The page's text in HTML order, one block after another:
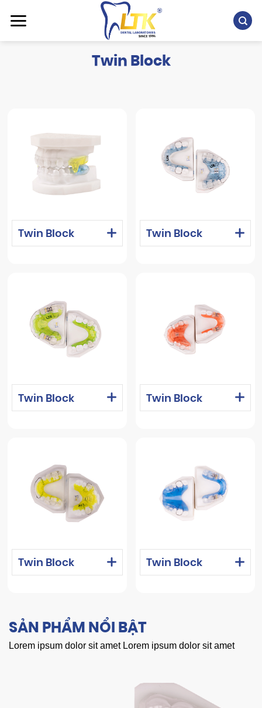
đến
Twin Block
Twin Block Twin Block
Twin Block Twin Block
Twin Block Twin Block
SẢN PHẨM NỔI BẬT
Lorem ipsum dolor sit amet Lorem ipsum dolor sit amet